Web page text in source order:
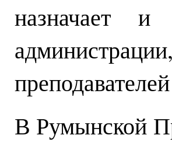
назначает и
В Румынской